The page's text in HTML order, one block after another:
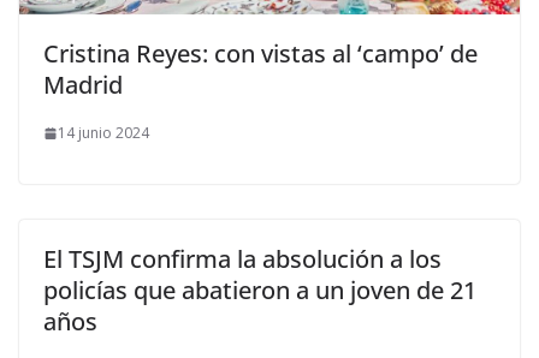
​Cristina Reyes: con vistas al ‘campo’ de
Madrid
14 junio 2024
El TSJM confirma la absolución a los
policías que abatieron a un joven de 21
años